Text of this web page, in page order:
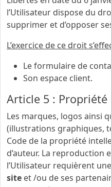
l’Utilisateur dispose du
supprimer et d’opposer
L’exercice de ce droit
Le formulaire de
Son espace client.
Article 5 :
Les marques, logos ainsi
(illustrations graphiques,
Code de la propriété
d’auteur. La reproduction
l’Utilisateur requièrent
site et /ou de ses